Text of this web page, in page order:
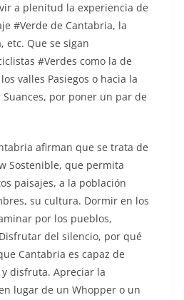
a plenitud la experiencia de
#Verde de Cantabria, la
etc. Que se sigan
#Verdes como la de
valles Pasiegos o hacia la
Suances, por poner un par de
afirman que se trata de
Sostenible, que permita
paisajes, a la población
su cultura. Dormir en los
por los pueblos,
del silencio, por qué
Cantabria es capaz de
disfruta. Apreciar la
lugar de un Whopper o un